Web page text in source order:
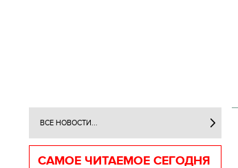
ВСЕ НОВОСТИ...
САМОЕ ЧИТАЕМОЕ СЕГОДНЯ